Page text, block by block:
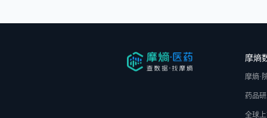
摩熵
摩熵·
药品
全球